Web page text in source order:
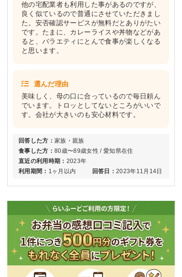
回答した方： 家族・親族
食事した方： 80歳〜89歳女性 / 愛知県在住
直近の利用時期： 2023年
利用期間： 1ヶ月以内 回答日： 2023年11月14日
他の宅配業者も利用した事があるのですが、
良く似ているので普通にさせていただきまし
た。安否確認サービスが無料だとありがたい
です。たまに、カレーライスや丼物などがあ
ると、バラエティにとんで食事が楽しくなる
と思います。
選んだ理由
美味しく、母の口に合っているので毎日頼ん
でいます。トロッとしてないところがいいで
す。会社が大きいのも安心材料です。